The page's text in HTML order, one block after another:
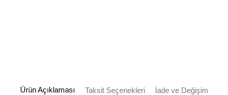
Ürün Açıklaması Taksit Seçenekleri İade ve Değişim